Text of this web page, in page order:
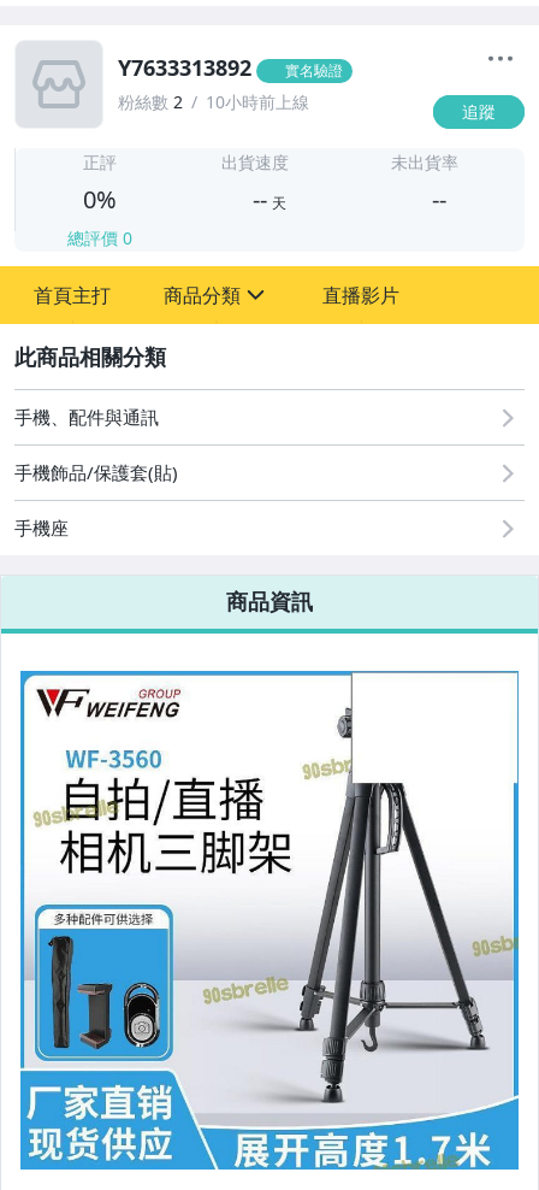
Y7633313892 實名驗證
粉絲數 2 10小時前上線 追蹤
正評
0%
總評價 0
出貨速度
-- 天
未出貨率
--
首頁主打 商品分類
圖書/影音/文具
古董、藝術與礦石
手機、配件與通訊
美容保養與彩妝
電腦、平板與周邊
相機、攝影與周邊
嬰幼兒與孕婦
汽機車精品百貨
居家、家具與園藝
玩具、模型與公仔
男性精品與服飾
女裝與服飾配件
偶像、球員卡與郵幣
手錶與飾品配件
女包精品與女鞋
直播影片
手機、配件與通訊
手機飾品/保護套(貼)
手機座
商品資訊